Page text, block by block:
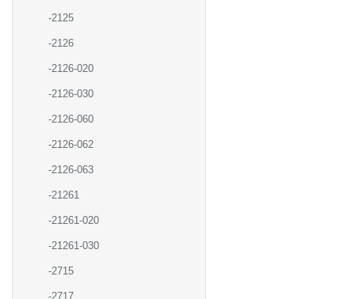
-2125
-2126
-2126-020
-2126-030
-2126-060
-2126-062
-2126-063
-21261
-21261-020
-21261-030
-2715
-2717